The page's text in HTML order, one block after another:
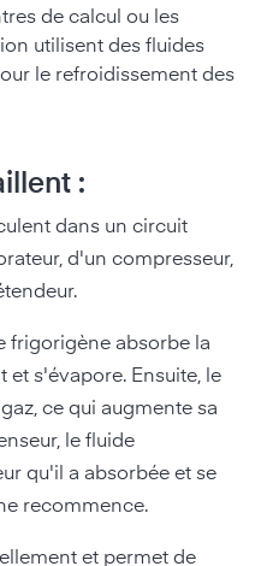
de calcul ou les
utilisent des fluides
le refroidissement des
:
dans un circuit
d'un compresseur,
frigorigène absorbe la
s'évapore. Ensuite, le
ce qui augmente sa
le fluide
qu'il a absorbée et se
recommence.
et permet de